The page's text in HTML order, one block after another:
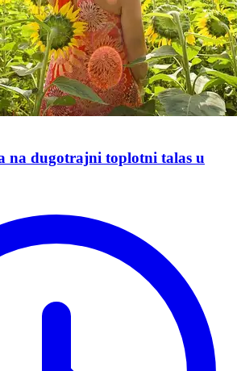
na dugotrajni toplotni talas u